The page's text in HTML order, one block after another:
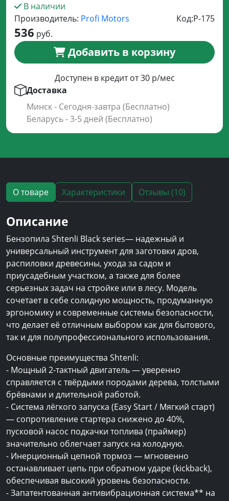
В наличии
Производитель: Profi Motors Код:P-175
536 руб.
Добавить в корзину
Доступен в кредит от 30 р/мес
Доставка
Минск - Сегодня-завтра (Бесплатно)
Беларусь - 3-5 дней (Бесплатно)
О товаре Характеристики Отзывы (10)
Описание
Бензопила Shtenli Black series— надежный и
универсальный инструмент для заготовки дров,
распиловки древесины, ухода за садом и
приусадебным участком, а также для более
серьезных задач на стройке или в лесу. Модель
сочетает в себе солидную мощность, продуманную
эргономику и современные системы безопасности,
что делает её отличным выбором как для бытового,
так и для полупрофессионального использования.
Основные преимущества Shtenli:
- Мощный 2-тактный двигатель — уверенно
справляется с твёрдыми породами дерева, толстыми
брёвнами и длительной работой.
- Система лёгкого запуска (Easy Start / Мягкий старт)
— сопротивление стартера снижено до 40%,
пусковой насос подкачки топлива (праймер)
значительно облегчает запуск на холодную.
- Инерционный цепной тормоз — мгновенно
останавливает цепь при обратном ударе (kickback),
обеспечивая высокий уровень безопасности.
- Запатентованная антивибрационная система** на